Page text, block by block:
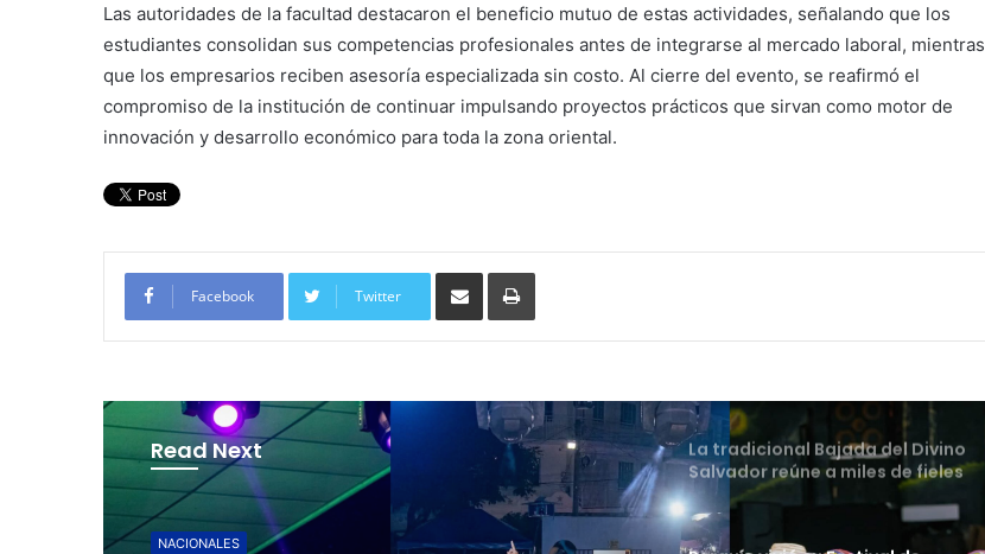
Las autoridades de la facultad destacaron el beneficio mutuo de estas actividades, señalando que los
estudiantes consolidan sus competencias profesionales antes de integrarse al mercado laboral, mientras
que los empresarios reciben asesoría especializada sin costo. Al cierre del evento, se reafirmó el
compromiso de la institución de continuar impulsando proyectos prácticos que sirvan como motor de
innovación y desarrollo económico para toda la zona oriental.
Facebook Twitter
Compartir por correo electrónicoImprimir
Read Next
UNIVO fortalece la formación de
los futuros periodistas
salvadoreños con experiencias
prácticas en su Laboratorio de
Comunicaciones
profesionales del futuro
La tradicional Bajada del Divino
Perquín vivió su Festival de
Invierno